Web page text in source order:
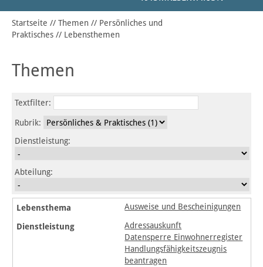
Startseite Themen
Persönliches und
Praktisches
Lebensthemen
Themen
Textfilter:
Rubrik:
Dienstleistung:
Abteilung:
Ausweise und Bescheinigungen
Adressauskunft
Datensperre Einwohnerregister
Handlungsfähigkeitszeugnis
beantragen